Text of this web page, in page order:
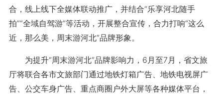
合，线上线下全媒体联动推广，并结合“乐享河北随手
拍”“全域自驾游”等活动，开展整合宣传，合力打响“这么
近，那么美，周末游河北”品牌形象。
为提升“周末游河北”品牌影响力，6月至7月，省文旅
厅将联合各市文旅部门通过地铁灯箱广告、地铁电视屏广
告、公交车身广告、重点商圈户外大屏等各种媒体平台，